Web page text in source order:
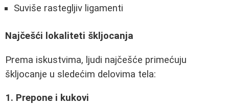
Suviše rastegljiv ligamenti
Najčešći lokaliteti škljocanja
Prema iskustvima, ljudi najčešće primećuju
škljocanje u sledećim delovima tela:
1. Prepone i kukovi